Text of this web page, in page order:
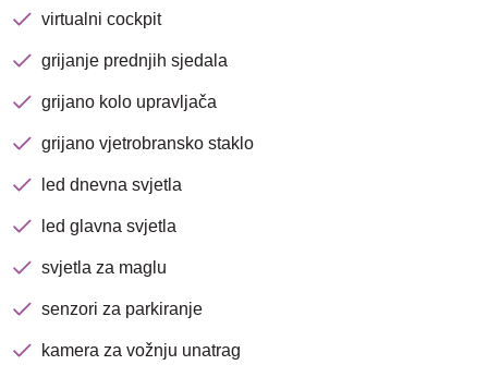
virtualni cockpit
grijanje prednjih sjedala
grijano kolo upravljača
grijano vjetrobransko staklo
led dnevna svjetla
led glavna svjetla
svjetla za maglu
senzori za parkiranje
kamera za vožnju unatrag